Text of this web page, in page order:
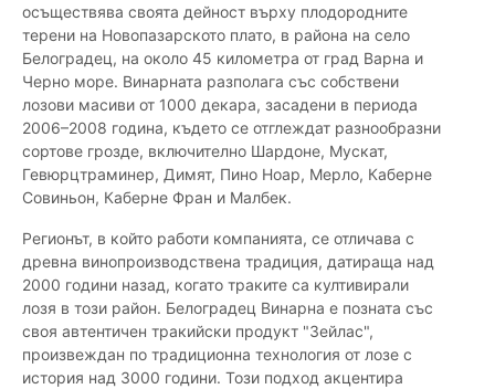
осъществява своята дейност върху плодородните
терени на Новопазарското плато, в района на село
Белоградец, на около 45 километра от град Варна и
Черно море. Винарната разполага със собствени
лозови масиви от 1000 декара, засадени в периода
2006–2008 година, където се отглеждат разнообразни
сортове грозде, включително Шардоне, Мускат,
Гевюрцтраминер, Димят, Пино Ноар, Мерло, Каберне
Совиньон, Каберне Фран и Малбек.
Регионът, в който работи компанията, се отличава с
древна винопроизводствена традиция, датираща над
2000 години назад, когато траките са култивирали
лозя в този район. Белоградец Винарна е позната със
своя автентичен тракийски продукт "Зейлас",
произвеждан по традиционна технология от лозе с
история над 3000 години. Този подход акцентира